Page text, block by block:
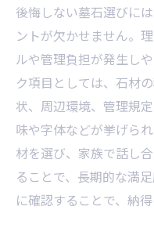
墓石案内で伝
読みやすい墓
家族の想いを
墓石に刻む際
墓石案内で相
例
無縁墓を避けるた
無縁墓にな
後悔しない墓石選びに
ントが欠かせません。
ルや管理負担が発生し
ク項目としては、石材
状、周辺環境、管理規
味や字体などが挙げら
材を選び、家族で話し
ることで、長期的な満
に確認することで、納